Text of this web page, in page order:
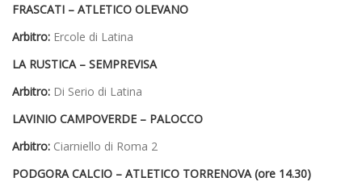
FRASCATI – ATLETICO OLEVANO
Arbitro: Ercole di Latina
LA RUSTICA – SEMPREVISA
Arbitro: Di Serio di Latina
LAVINIO CAMPOVERDE – PALOCCO
Arbitro: Ciarniello di Roma 2
PODGORA CALCIO – ATLETICO TORRENOVA (ore 14.30)